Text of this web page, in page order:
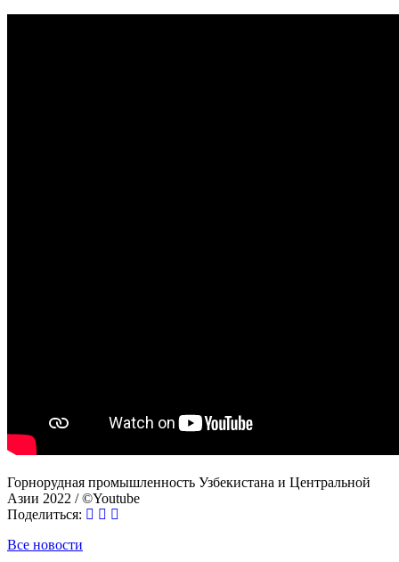
Горнорудная промышленность Узбекистана и Центральной
Азии 2022 / ©Youtube
Поделиться:
Все новости